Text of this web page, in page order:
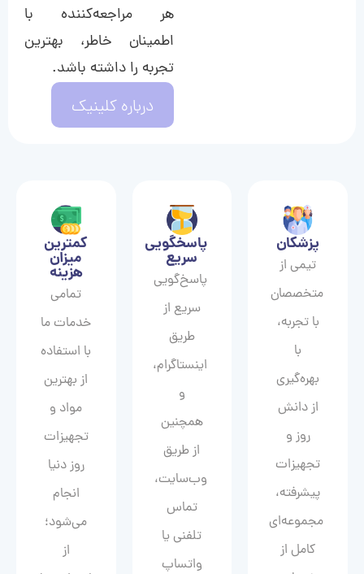
هر مراجعه‌کننده با
اطمینان خاطر، بهترین
تجربه را داشته باشد.
درباره کلینیک
پزشکان
تیمی از
متخصصان
با تجربه،
با
بهره‌گیری
از دانش
روز و
تجهیزات
پیشرفته،
مجموعه‌ای
کامل از
پاسخگویی
سریع
پاسخ‌گویی
سریع از
طریق
اینستاگرام،
و
همچنین
از طریق
وب‌سایت،
تماس
تلفنی یا
واتساپ
کمترین
میزان
هزینه
تمامی
خدمات ما
با استفاده
از بهترین
مواد و
تجهیزات
روز دنیا
انجام
می‌شود؛
از